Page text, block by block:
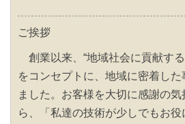
ご挨拶
創業以来、“地域社会に貢献する
をコンセプトに、地域に密着した
ました。お客様を大切に感謝の
ら、「私達の技術が少しでもお役